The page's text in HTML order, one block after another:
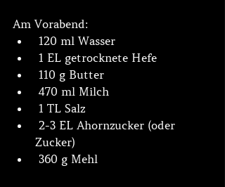
Am Vorabend:
120 ml Wasser
1 EL getrocknete Hefe
110 g Butter
470 ml Milch
1 TL Salz
Zucker)
360 g Mehl